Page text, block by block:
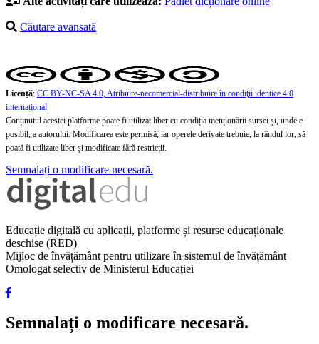
Căutare avansată
Licență: CC BY-NC-SA 4.0, Atribuire-necomercial-distribuire în condiţii identice 4.0
internațional
Conținutul acestei platforme poate fi utilizat liber cu condiția menționării sursei și, unde e
posibil, a autorului. Modificarea este permisă, iar operele derivate trebuie, la rândul lor, să
poată fi utilizate liber și modificate fără restricții.
Semnalați o modificare necesară.
Educație digitală cu aplicații, platforme și resurse educaționale
deschise (RED)
Mijloc de învățământ pentru utilizare în sistemul de învățământ
Omologat selectiv de Ministerul Educației
Semnalați o modificare necesară.